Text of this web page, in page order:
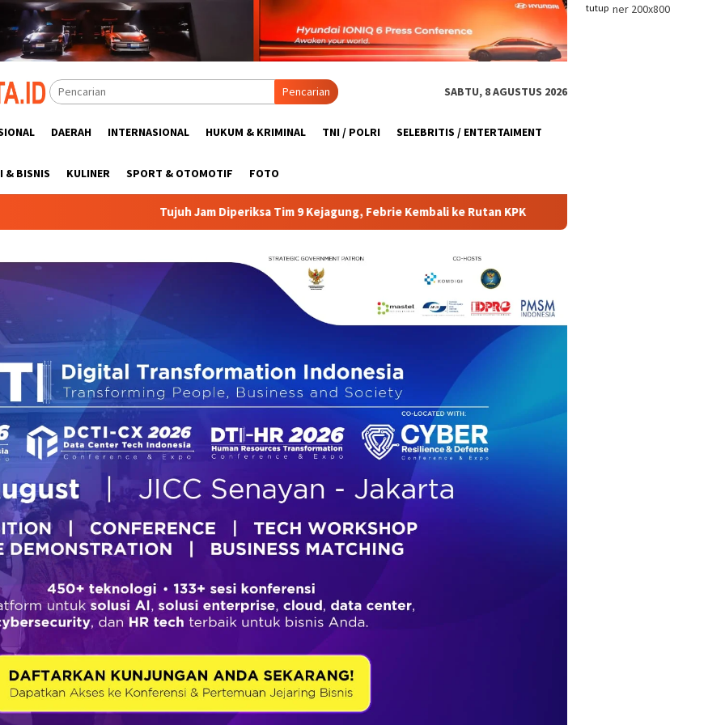
tutup
Pencarian SABTU, 8 AGUSTUS 2026
DAERAH INTERNASIONAL HUKUM & KRIMINAL TNI / POLRI SELEBRITIS / ENTERTAIMENT
& BISNIS KULINER SPORT & OTOMOTIF FOTO
Tujuh Jam Diperiksa Tim 9 Kejagung, Febrie Kembali ke Rutan KPK Polri Pastikan Pemeriksaan Personel di Aceh Berjalan